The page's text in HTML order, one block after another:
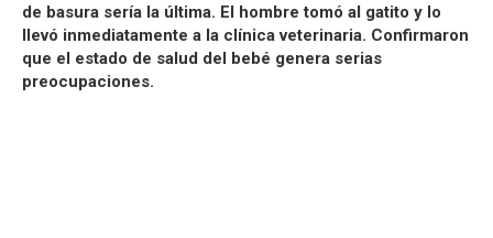
de basura sería la última. El hombre tomó al gatito y lo
llevó inmediatamente a la clínica veterinaria. Confirmaron
que el estado de salud del bebé genera serias
preocupaciones.